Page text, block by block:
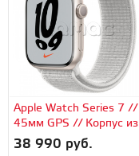
Apple Watch Series 7 //
45мм GPS // Корпус из
алюминия цвета
38 990 руб.